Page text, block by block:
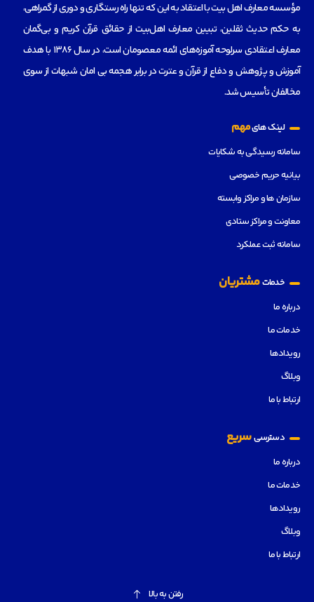
مؤسسه‌ معارف اهل بیت با اعتقاد به این که تنها راه رستگاری و دوری از گمراهی،
به حکم حدیث ثقلین، تبیین معارف اهل‌بیت از حقائق قرآن کریم و بی‌گمان
معارف اعتقادی سرلوحه آموزه‌های ائمه معصومان است، در سال 1386 با هدف
آموزش و پژوهش و دفاع از قرآن و عترت در برابر هجمه بی امان شبهات از سوی
مخالفان تأسیس شد.
لینک هایمهم
سامانه رسیدگی به شکایات
بیانیه حریم خصوصی
سازمان ها و مراکز وابسته
معاونت و مراکز ستادی
سامانه ثبت عملکرد
خدماتمشتریان
درباره ما
خدمات ما
رویدادها
وبلاگ
ارتباط با ما
دسترسیسریع
درباره ما
خدمات ما
رویدادها
وبلاگ
ارتباط با ما
رفتن به بالا